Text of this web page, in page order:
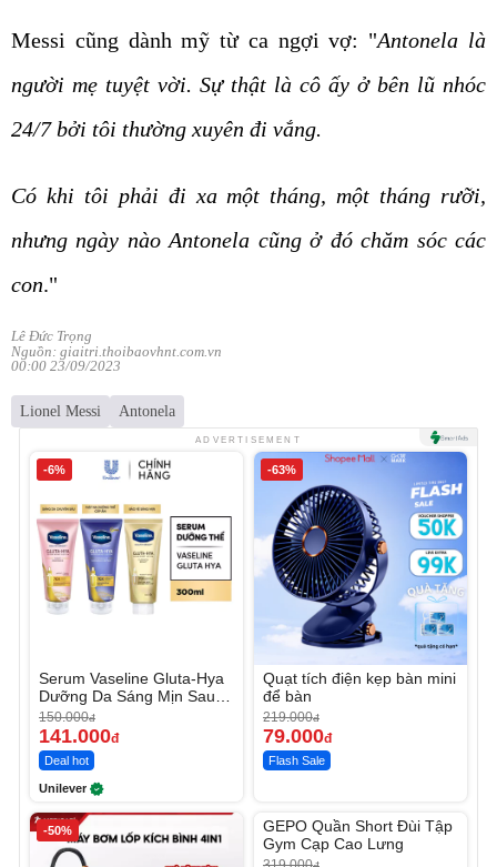
Messi cũng dành mỹ từ ca ngợi vợ: "Antonela là
người mẹ tuyệt vời. Sự thật là cô ấy ở bên lũ nhóc
24/7 bởi tôi thường xuyên đi vắng.
Có khi tôi phải đi xa một tháng, một tháng rưỡi,
nhưng ngày nào Antonela cũng ở đó chăm sóc các
con."
Lê Đức Trọng
Nguồn: giaitri.thoibaovhnt.com.vn
00:00 23/09/2023
Lionel Messi Antonela
ADVERTISEMENT
-6%
Serum Vaseline Gluta-Hya
Dưỡng Da Sáng Mịn Sau 7
Ngày
150.000đ
141.000đ
Deal hot
Unilever
-63%
Quạt tích điện kẹp bàn mini
để bàn
219.000đ
79.000đ
Flash Sale
-50% -53%
GEPO Quần Short Đùi Tập
Gym Cạp Cao Lưng